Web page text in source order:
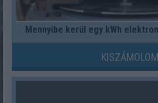
Mennyibe kerül egy kWh